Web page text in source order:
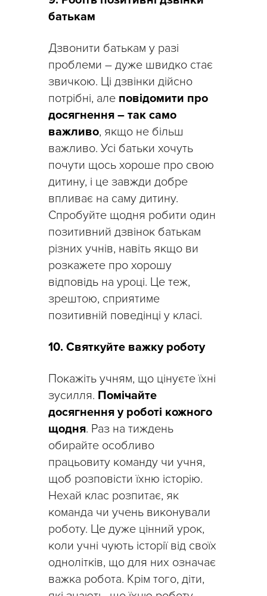
батькам
Дзвонити батькам у разі
проблеми – дуже швидко стає
звичкою. Ці дзвінки дійсно
потрібні, але повідомити про
досягнення – так само
важливо, якщо не більш
важливо. Усі батьки хочуть
почути щось хороше про свою
дитину, і це завжди добре
впливає на саму дитину.
Спробуйте щодня робити один
позитивний дзвінок батькам
різних учнів, навіть якщо ви
розкажете про хорошу
відповідь на уроці. Це теж,
зрештою, сприятиме
позитивній поведінці у класі.
10. Святкуйте важку роботу
Покажіть учням, що цінуєте їхні
зусилля. Помічайте
досягнення у роботі кожного
щодня. Раз на тиждень
обирайте особливо
працьовиту команду чи учня,
щоб розповісти їхню історію.
Нехай клас розпитає, як
команда чи учень виконували
роботу. Це дуже цінний урок,
коли учні чують історії від своїх
однолітків, що для них означає
важка робота. Крім того, діти,